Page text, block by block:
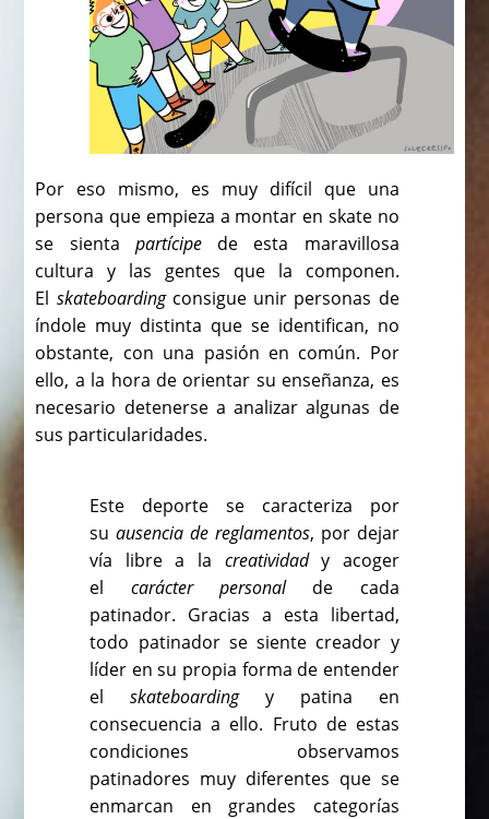
Por eso mismo, es muy difícil que una
persona que empieza a montar en skate no
se sienta partícipe de esta maravillosa
cultura y las gentes que la componen.
El skateboarding consigue unir personas de
índole muy distinta que se identifican, no
obstante, con una pasión en común. Por
ello, a la hora de orientar su enseñanza, es
necesario detenerse a analizar algunas de
sus particularidades.
Este deporte se caracteriza por
suausencia de reglamentos, por dejar
vía libre a la creatividady acoger
el carácter personalde cada
patinador. Gracias a esta libertad,
todo patinador se siente creador y
líder en su propia forma de entender
elskateboarding y patina en
consecuencia a ello. Fruto de estas
condiciones observamos
patinadores muy diferentes que se
enmarcan en grandes categorías